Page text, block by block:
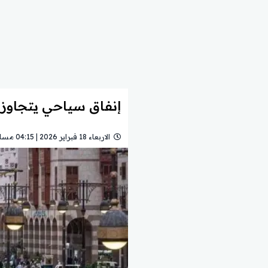
إنفاق سياحي يتجاوز 52 مليار ريال في المدينة المنورة ونمو قياسي في أعداد
الاربعاء 18 فبراير 2026 | 04:15 مساءً